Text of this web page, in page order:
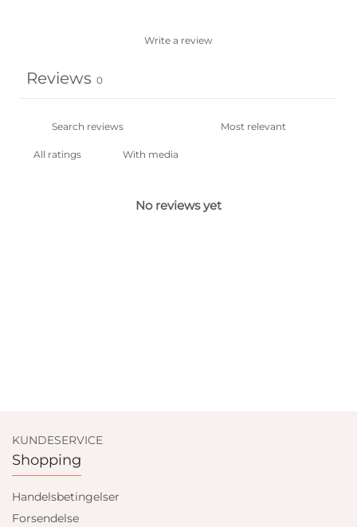
Write a review
Reviews 0
With media
No reviews yet
KUNDESERVICE
Shopping
Handelsbetingelser
Forsendelse